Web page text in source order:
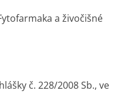
a živočišné
č. 228/2008 Sb., ve